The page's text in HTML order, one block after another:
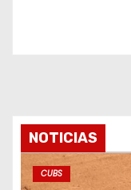
NOTICIAS
CUBS